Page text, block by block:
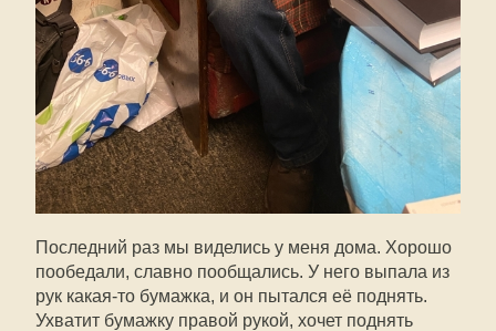
Последний раз мы виделись у меня дома. Хорошо
пообедали, славно пообщались. У него выпала из
рук какая-то бумажка, и он пытался её поднять.
Ухватит бумажку правой рукой, хочет поднять